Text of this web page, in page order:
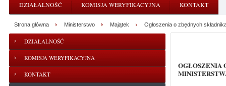
DZIAŁALNOŚĆ KOMISJA WERYFIKACYJNA KONTAKT
DZIAŁALNOŚĆ
KOMISJA WERYFIKACYJNA
KONTAKT
Strona główna Ministerstwo Majątek Ogłoszenia o zbędnych
OGŁOSZENIA O ZBĘDNYCH SKŁADNIKACH RZECZOWYCH MAJĄTKU RUCHOMEGO